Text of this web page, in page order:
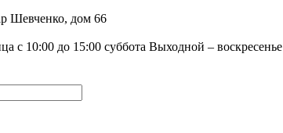
Шевченко, дом 66
с 10:00 до 15:00 суббота Выходной – воскресенье